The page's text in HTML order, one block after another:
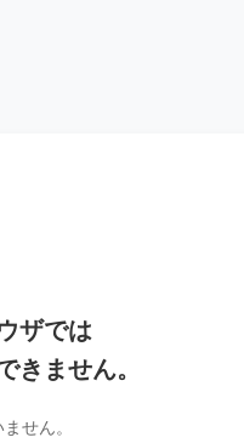
ザでは
きません。
せん。